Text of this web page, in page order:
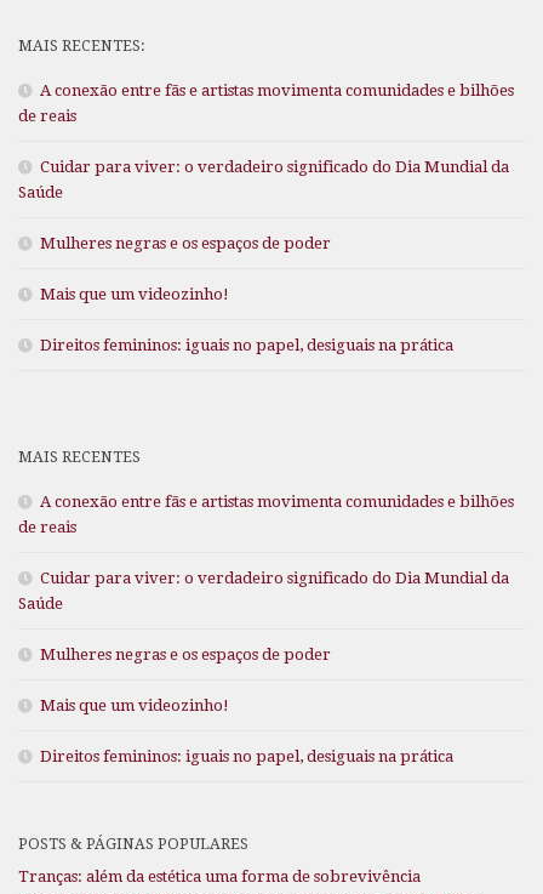
MAIS RECENTES:
A conexão entre fãs e artistas movimenta comunidades e bilhões
de reais
Cuidar para viver: o verdadeiro significado do Dia Mundial da
Saúde
Mulheres negras e os espaços de poder
Mais que um videozinho!
Direitos femininos: iguais no papel, desiguais na prática
MAIS RECENTES
A conexão entre fãs e artistas movimenta comunidades e bilhões
de reais
Cuidar para viver: o verdadeiro significado do Dia Mundial da
Saúde
Mulheres negras e os espaços de poder
Mais que um videozinho!
Direitos femininos: iguais no papel, desiguais na prática
POSTS & PÁGINAS POPULARES
Tranças: além da estética uma forma de sobrevivência